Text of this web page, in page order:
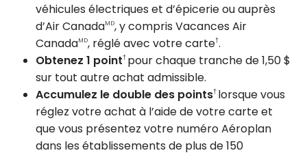
véhicules électriques et d’épicerie ou auprès
d’Air CanadaMD, y compris Vacances Air
CanadaMD, réglé avec votre carte†.
Obtenez 1 point† pour chaque tranche de 1,50 $
sur tout autre achat admissible.
Accumulez le double des points† lorsque vous
réglez votre achat à l’aide de votre carte et
que vous présentez votre numéro Aéroplan
dans les établissements de plus de 150